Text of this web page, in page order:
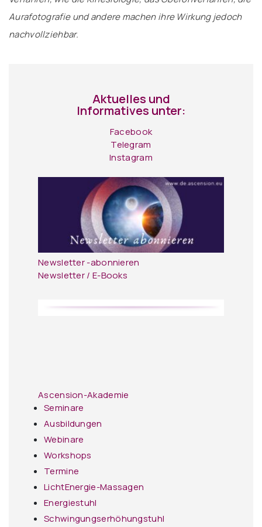
Aurafotografie und andere machen ihre Wirkung jedoch
nachvollziehbar.
Aktuelles und
Informatives unter:
Facebook
Telegram
Instagram
Newsletter -abonnieren
Newsletter / E-Books
Ascension-Akademie
Seminare
Ausbildungen
Webinare
Workshops
Termine
LichtEnergie-Massagen
Energiestuhl
Schwingungserhöhungstuhl